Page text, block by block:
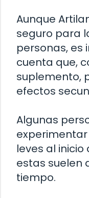
Aunque
seguro para
personas,
cuenta que,
suplemento,
efectos
Algunas
leves al
estas suelen
tiempo.